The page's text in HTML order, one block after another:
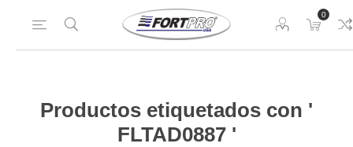
0
Productos etiquetados con '
FLTAD0887 '